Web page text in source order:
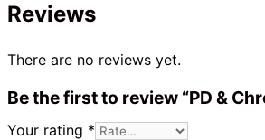
Reviews
There are no reviews yet.
Be the first to review “PD &
Your rating *